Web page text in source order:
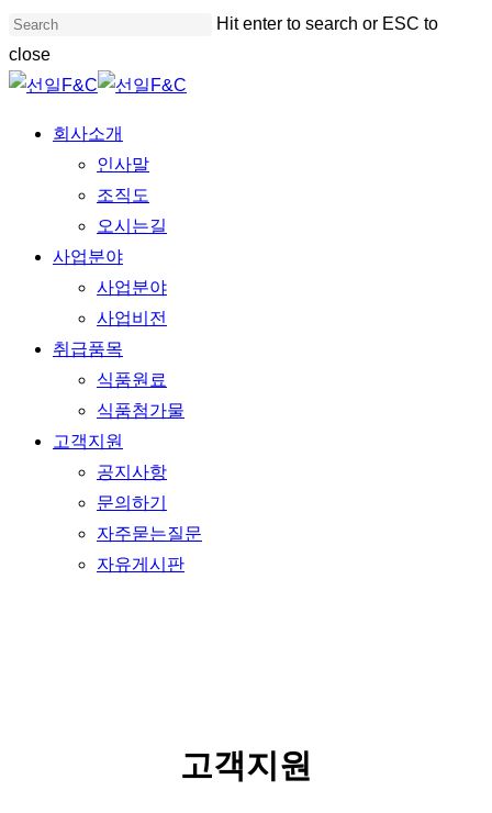
Skip
to
main
Hit enter to search or ESC to
close
Close
Menu
회사소개
인사말
조직도
오시는길
사업분야
사업분야
사업비전
취급품목
식품원료
식품첨가물
고객지원
공지사항
문의하기
자주묻는질문
자유게시판
고객지원